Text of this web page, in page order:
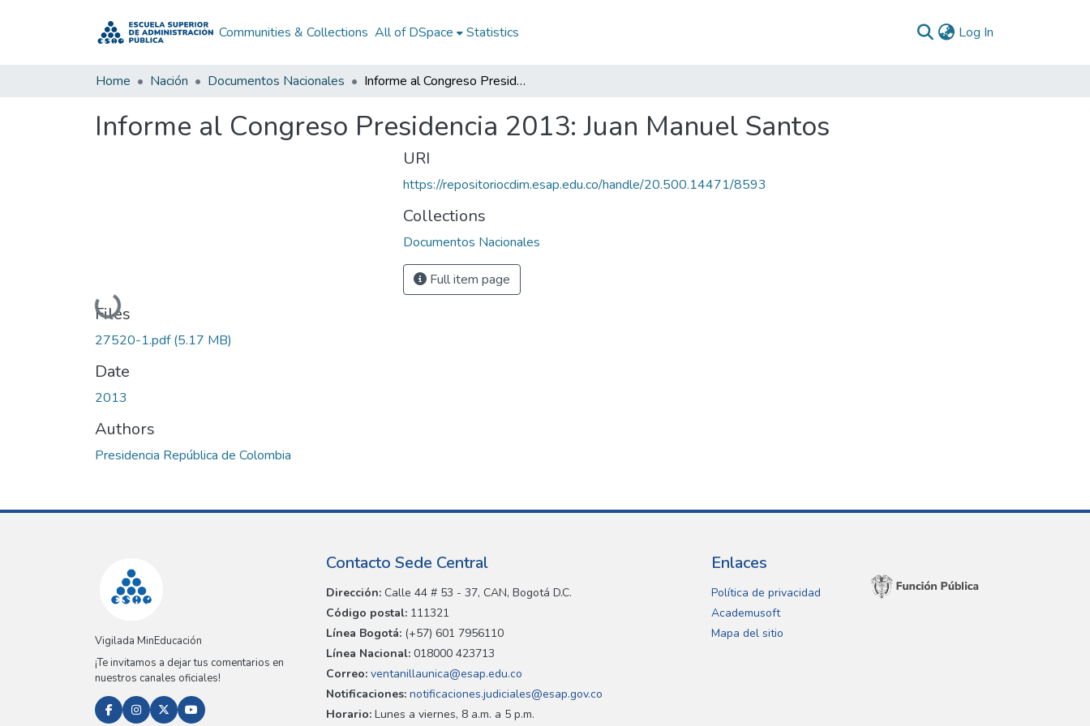
Communities & Collections All of DSpace Statistics Log In
Home Nación Documentos Nacionales Informe al Congreso Presidencia 2013: Juan Manuel Santos
Informe al Congreso Presidencia 2013: Juan Manuel Santos
Loading...
Files
27520-1.pdf(5.17 MB)
Date
2013
Authors
Presidencia República de Colombia
URI
https://repositoriocdim.esap.edu.co/handle/20.500.14471/8593
Collections
Documentos Nacionales
Full item page
Vigilada MinEducación
¡Te invitamos a dejar tus comentarios en
nuestros canales oficiales!
Contacto Sede Central
Dirección: Calle 44 # 53 - 37, CAN, Bogotá D.C.
Código postal: 111321
Línea Bogotá: (+57) 601 7956110
Línea Nacional: 018000 423713
Correo: ventanillaunica@esap.edu.co
Notificaciones: notificaciones.judiciales@esap.gov.co
Horario: Lunes a viernes, 8 a.m. a 5 p.m.
Enlaces
Política de privacidad
Academusoft
Mapa del sitio